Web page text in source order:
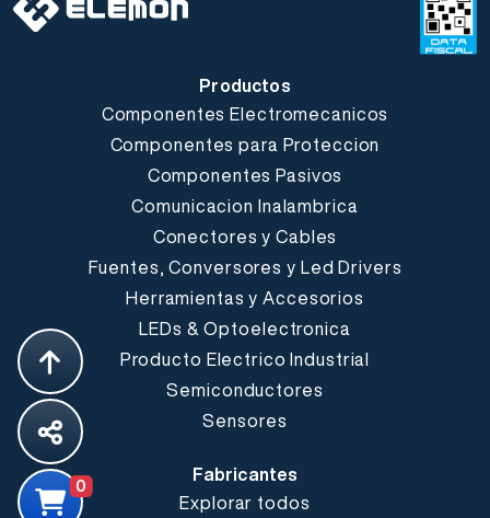
Productos
Componentes Electromecanicos
Componentes para Proteccion
Componentes Pasivos
Comunicacion Inalambrica
Conectores y Cables
Fuentes, Conversores y Led Drivers
Herramientas y Accesorios
LEDs & Optoelectronica
Producto Electrico Industrial
Semiconductores
Sensores
Fabricantes
Explorar todos
0